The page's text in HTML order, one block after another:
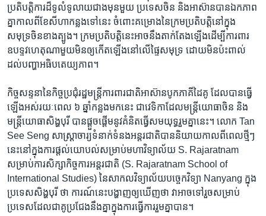
ប្រតិបត្តិការ​ដ៏​ទូលំទូលាយ​ជាង​មុន​មួយ ប្រទេស​ចិន និង​អាស៊ាន​បាន​ឯកភាព​
គ្នា​កាល​ពី​ខែ​សីហា​កន្លង​ទៅ​នេះ ចំពោះ​គម្រោង​នៃ​ក្រម​ប្រតិបត្តិ​នៅ​ក្នុង​
សមុទ្រ​ចិន​ខាង​ត្បូង។ ក្រម​ប្រតិបត្តិ​នេះ​អាច​នឹង​តាក់តែង​ឡើង​ដើម្បី​ការពារ​
ឧបទ្ទវហេតុ​ណា​មួយ​មិន​ឲ្យ​កើត​ឡើង​នៅ​លើ​ផ្ទៃ​សមុទ្រ ដោយ​មិន​ប៉ះពាល់​
ដល់​បញ្ហា​អធិបតេយ្យភាព។
កិច្ច​សន្ទនា​នៃ​កិច្ច​ប្រជុំ​រដ្ឋមន្ត្រី​ការពារ​ជាតិ​អាស៊ាន​បូក​ភាគី​ដៃគូ ដែល​បាន​ធ្វើ​
ឡើង​អស់​រយៈពេល ៦ ឆ្នាំ​កន្លង​មក​នេះ ជា​វេទិកា​ដែល​មន្ត្រី​យោធា​ចិន និង​
មន្ត្រី​យោធា​សិង្ហបុរី បាន​ផ្តួចផ្តើម​នូវ​គំនិត​ធ្វើ​សមយុទ្ធ​រួម​គ្នា​នេះ។ លោក Tan
See Seng សាស្ត្រាចារ្យ​ទំនាក់ទំនង​អន្តរជាតិ​បាន​និយាយ​កាល​ពី​ពេល​ថ្មីៗ​
នេះ​នៅ​ក្នុង​ការ​ផ្តល់​យោបល់​សម្រាប់​មហាវិទ្យាល័យ S. Rajaratnam
សម្រាប់​ការ​សិក្សា​កិច្ចការ​អន្តរជាតិ (S. Rajaratnam School of
International Studies) នៃ​សាកល​វិទ្យាល័យ​បច្ចេកវិទ្យា Nanyang ក្នុង​
ប្រទេស​សិង្ហបុរី ថា ការណ៍​នេះ​បង្ហាញ​ឲ្យ​ឃើញ​ថា វា​អាច​ទៅ​រួច​សម្រាប់​
ប្រទេស​ដែល​ជា​គូ​ប្រជែង​នឹង​គ្នា​ក្នុង​ការ​ធ្វើ​ការ​រួម​គ្នា​បាន។